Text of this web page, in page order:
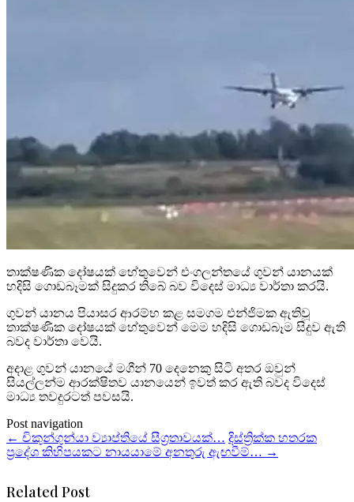
තාක්ෂණික දෝෂයක් හේතුවෙන් එංගලන්තයේ ගුවන් යානයක්
හදිසි ගොඩබෑමක් සිදුකර තිබේ බව විදෙස් මාධ්‍ය වාර්තා කරයි.
ගුවන් යානය පියාසර ආරම්භ කළ සමගම එන්ජිමක ඇතිවූ
තාක්ෂණික දෝෂයක් හේතුවෙන් මෙම හදිසි ගොඩබෑම සිදුව ඇති
බවද වාර්තා වෙයි.
අදාළ ගුවන් යානයේ මගීන් 70 දෙනෙකු සිටි අතර ඔවුන්
සියල්ලන්ම ආරක්ෂිතව යානයෙන් ඉවත් කර ඇති බවද විදෙස්
මාධ්‍ය තවදුරටත් පවසයි.
Post navigation
← චිකුන්ගුන්යා ව්‍යාප්තියේ සීග්‍රතාවයක්… දිස්ත්‍රික්ක හතරක
ප්‍රදේශ කිහිපයකට නායයාමේ අනතුරු ඇඟවීම්… →
Related Post